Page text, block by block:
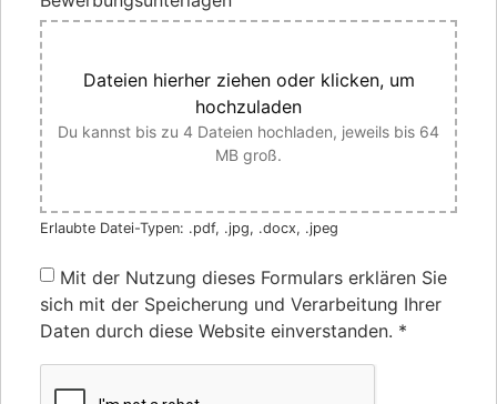
Dateien hierher ziehen oder klicken, um
hochzuladen
Du kannst bis zu 4 Dateien hochladen, jeweils bis 64
MB groß.
Erlaubte Datei-Typen: .pdf, .jpg, .docx, .jpeg
Mit der Nutzung dieses Formulars erklären Sie
sich mit der Speicherung und Verarbeitung Ihrer
Daten durch diese Website einverstanden. *